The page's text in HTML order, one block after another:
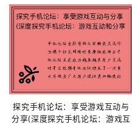
探究手机论坛：享受游戏互动与
分享(深度探究手机论坛：游戏互